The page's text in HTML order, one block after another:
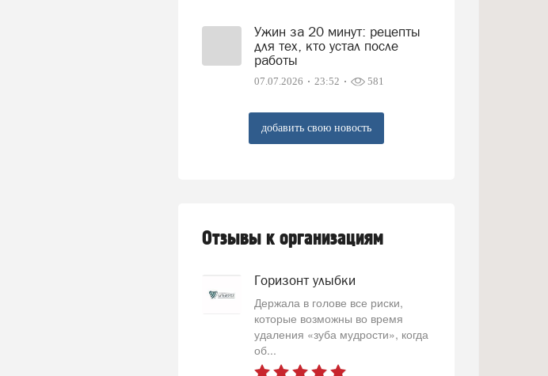
Ужин за 20 минут: рецепты
для тех, кто устал после
работы
07.07.2026 23:52 581
добавить свою новость
Отзывы к организациям
Горизонт улыбки
Держала в голове все риски,
которые возможны во время
удаления «зуба мудрости», когда
об...